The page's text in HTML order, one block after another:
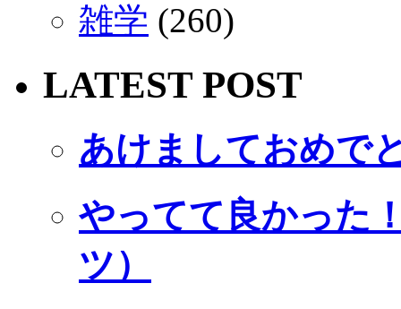
雑学 (260)
LATEST POST
あけましておめで
やってて良かった
ツ）